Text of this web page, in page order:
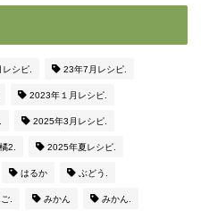
レシピ. 23年7月レシピ.
2023年１月レシピ.
2025年3月レシピ.
2. 2025年夏レシピ.
はるか ぶどう.
. みかん みかん.